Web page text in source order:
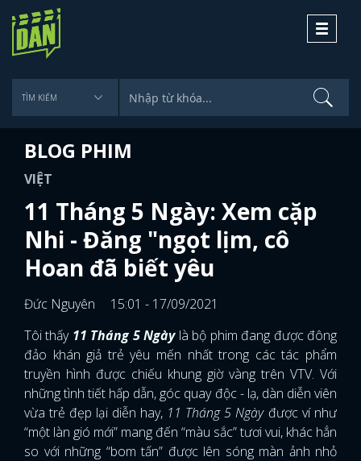
Toggle
BLOG PHIM
VIỆT
11 Tháng 5 Ngày: Xem cặp
Nhi - Đăng "ngọt lịm, cô
Hoan đã biết yêu
Đức Nguyên
15:01 - 17/09/2021
Tôi thấy11 Tháng 5 Ngày là bộ phim đang được đông
đảo khán giả trẻ yêu mến nhất trong các tác phẩm
truyền hình được chiếu khung giờ vàng trên VTV. Với
những tình tiết hấp dẫn, góc quay độc - lạ, dàn diễn viên
vừa trẻ đẹp lại diễn hay, 11 Tháng 5 Ngàyđược ví như
“một làn gió mới” mang đến “màu sắc” tươi vui, khác hẳn
so với những “bom tấn” được lên sóng màn ảnh nhỏ